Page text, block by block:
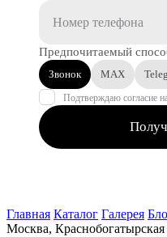
Предпочитаемый
Звонок MAX
Подтверждаю согласие
Главная Каталог Галерея
Москва, Краснобогатырская